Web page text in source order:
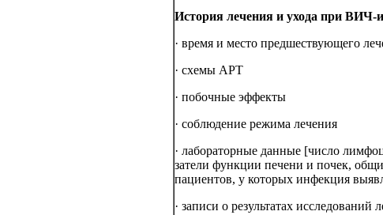
История ле­че­ния и ухода при ВИЧ-
· вре­мя и ме­сто пред­ше­ст­вую­ще­го
· схе­мы АРТ
· по­боч­ные эф­фек­ты
· соблюдение режима лечения
· ла­бо­ра­тор­ные дан­ные [чис­ло
за­те­ли функ­ции пе­че­ни и по­чек,
па­ци­ен­тов, у ко­то­рых ин­фек­ция
· за­пи­си о ре­зуль­та­тах